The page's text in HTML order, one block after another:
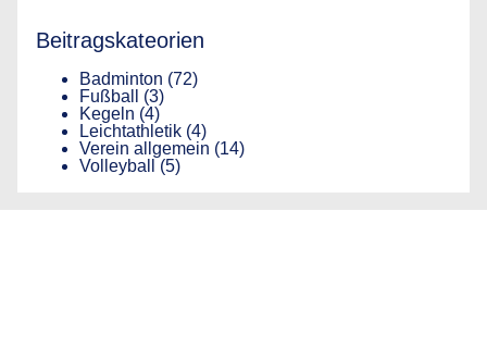
Beitragskateorien
Badminton (72)
Fußball
(3)
Kegeln (4)
Leichtathletik(4)
Verein allgemein (14)
Volleyball
(5)